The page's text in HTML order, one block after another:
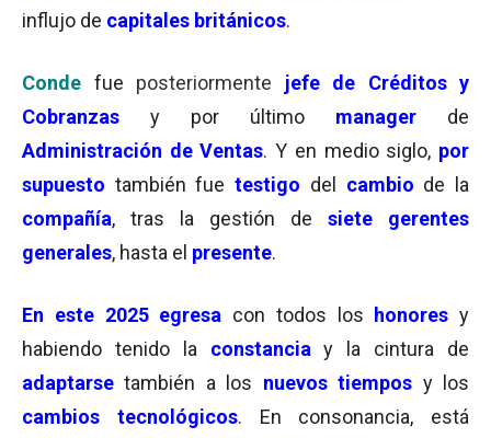
influjo de capitales británicos.
Conde fue posteriormente jefe de
Créditos y
Cobranzas y por último manager de
Administración de Ventas. Y en medio siglo, por
supuesto también fuetestigo del cambio de la
compañía, tras la gestión de siete gerentes
generales, hasta el presente.
En este 2025 egresa con todos los honores y
habiendo tenido la constancia y la cintura de
adaptarse también a los nuevos tiempos y los
cambios tecnológicos. En consonancia, está